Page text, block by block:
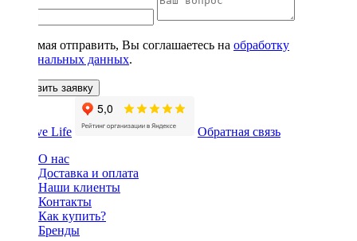
Нажимая отправить, Вы соглашаетесь на обработку
персональных данных.
Оставить заявку
Обратная связь
О нас
Доставка и оплата
Наши клиенты
Контакты
Как купить?
Бренды